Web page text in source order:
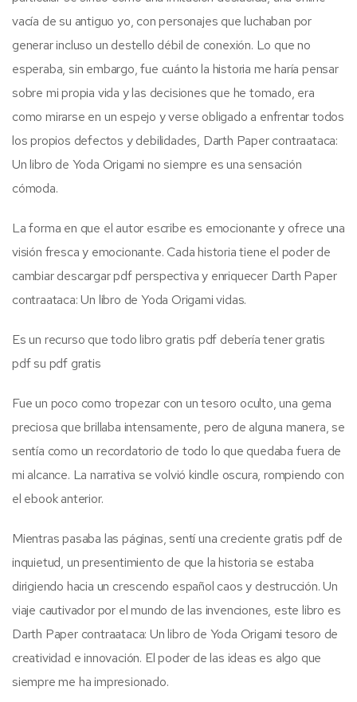
vacía de su antiguo yo, con personajes que luchaban por
generar incluso un destello débil de conexión. Lo que no
esperaba, sin embargo, fue cuánto la historia me haría pensar
sobre mi propia vida y las decisiones que he tomado, era
como mirarse en un espejo y verse obligado a enfrentar todos
los propios defectos y debilidades, Darth Paper contraataca:
Un libro de Yoda Origami no siempre es una sensación
cómoda.
La forma en que el autor escribe es emocionante y ofrece una
visión fresca y emocionante. Cada historia tiene el poder de
cambiar descargar pdf perspectiva y enriquecer Darth Paper
contraataca: Un libro de Yoda Origami vidas.
Es un recurso que todo libro gratis pdf debería tener gratis
pdf su pdf gratis
Fue un poco como tropezar con un tesoro oculto, una gema
preciosa que brillaba intensamente, pero de alguna manera, se
sentía como un recordatorio de todo lo que quedaba fuera de
mi alcance. La narrativa se volvió kindle oscura, rompiendo con
el ebook anterior.
Mientras pasaba las páginas, sentí una creciente gratis pdf de
inquietud, un presentimiento de que la historia se estaba
dirigiendo hacia un crescendo español caos y destrucción. Un
viaje cautivador por el mundo de las invenciones, este libro es
Darth Paper contraataca: Un libro de Yoda Origami tesoro de
creatividad e innovación. El poder de las ideas es algo que
siempre me ha impresionado.